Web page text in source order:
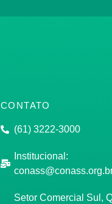
CONTATO
(61) 3222-3000
Institucional:
Setor Comercial Sul,